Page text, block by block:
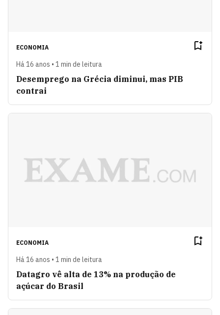
ECONOMIA
Há 16 anos • 1 min de leitura
Desemprego na Grécia diminui, mas PIB
contrai
ECONOMIA
Há 16 anos • 1 min de leitura
Datagro vê alta de 13% na produção de
açúcar do Brasil